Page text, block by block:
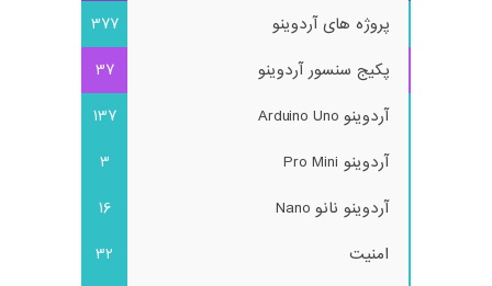
پروژه های آردوینو
377
پکیج سنسور آردوینو
37
آردوینو Arduino Uno
137
آردوینو Pro Mini
3
آردوینو نانو Nano
16
امنیت
32